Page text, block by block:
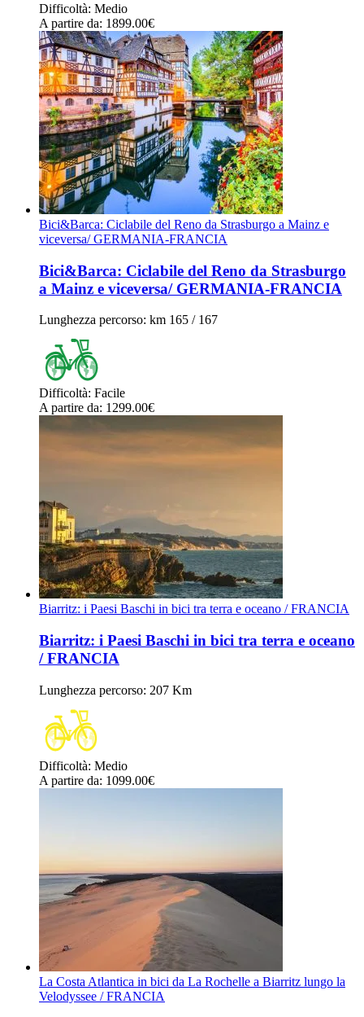
Difficoltà: Medio
A partire da: 1899.00€
Bici&Barca: Ciclabile del Reno da Strasburgo a Mainz e
viceversa/ GERMANIA-FRANCIA
Bici&Barca: Ciclabile del Reno da Strasburgo
a Mainz e viceversa/ GERMANIA-FRANCIA
Lunghezza percorso: km 165 / 167
Difficoltà: Facile
A partire da: 1299.00€
Biarritz: i Paesi Baschi in bici tra terra e oceano / FRANCIA
Biarritz: i Paesi Baschi in bici tra terra e oceano
/ FRANCIA
Lunghezza percorso: 207 Km
Difficoltà: Medio
A partire da: 1099.00€
La Costa Atlantica in bici da La Rochelle a Biarritz lungo la
Velodyssee / FRANCIA